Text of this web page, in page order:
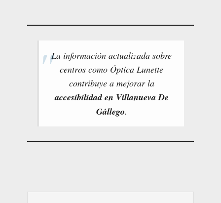
La información actualizada sobre
centros como Óptica Lunette
contribuye a mejorar la
accesibilidad en Villanueva De
Gállego.